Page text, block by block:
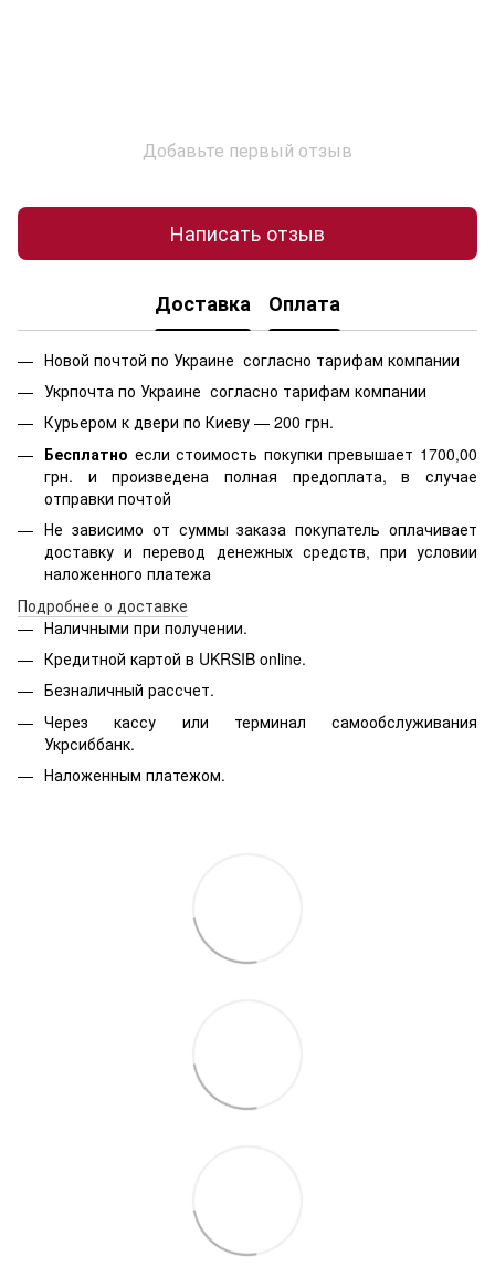
Добавьте первый отзыв
Написать отзыв
Доставка Оплата
Новой почтой по Украине согласно тарифам компании
Укрпочта по Украине согласно тарифам компании
Курьером к двери по Киеву — 200 грн.
Бесплатно если стоимость покупки превышает 1700,00
грн. и произведена полная предоплата, в случае
отправки почтой
Не зависимо от суммы заказа покупатель оплачивает
доставку и перевод денежных средств, при условии
наложенного платежа
Подробнее о доставке
Наличными при получении.
Кредитной картой в UKRSIB online.
Безналичный рассчет.
Через кассу или терминал самообслуживания
Укрсиббанк.
Наложенным платежом.